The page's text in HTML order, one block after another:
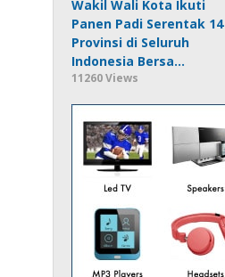
Wakil Wali Kota Ikuti
Panen Padi Serentak 14
Provinsi di Seluruh
Indonesia Bersa…
11260 Views